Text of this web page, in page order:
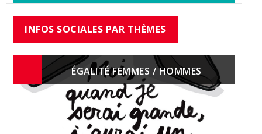
INFOS SOCIALES PAR THÈMES
ÉGALITÉ FEMMES / HOMMES